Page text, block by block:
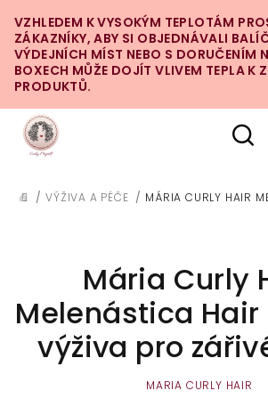
na
obsah
VZHLEDEM K VYSOKÝM TEPLOTÁM
ZÁKAZNÍKY, ABY SI OBJEDNÁVALI
VÝDEJNÍCH MÍST NEBO S DORUČENÍM
BOXECH MŮŽE DOJÍT VLIVEM TEPLA K
PRODUKTŮ.
DOMŮ
/ VÝŽIVA A PÉČE / MÁRIA CURLY HAIR
Mária Curly
Melenástica
výživa pro
MARIA CURLY HAIR